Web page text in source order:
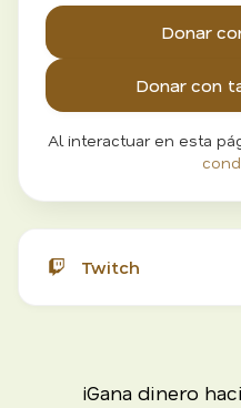
Donar
Donar con
Al interactuar en esta
Twitch
¡Gana dinero